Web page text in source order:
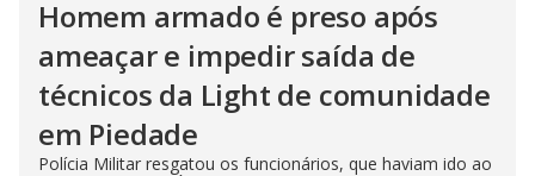
Homem armado é preso após
ameaçar e impedir saída de
técnicos da Light de comunidade
em Piedade
Polícia Militar resgatou os funcionários, que haviam ido ao